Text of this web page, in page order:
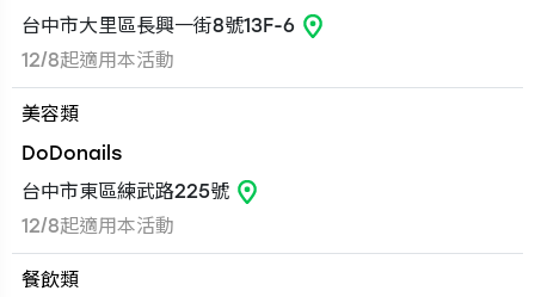
台中市大里區長興一街8號13F-6
12/8起適用本活動
美容類
DoDonails
台中市東區練武路225號
12/8起適用本活動
餐飲類